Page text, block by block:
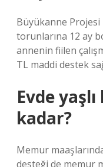
Büyükanne Projesi
torunlarına 12 ay
annenin fiilen
TL maddi destek
Evde
kadar?
Memur
desteği de memur